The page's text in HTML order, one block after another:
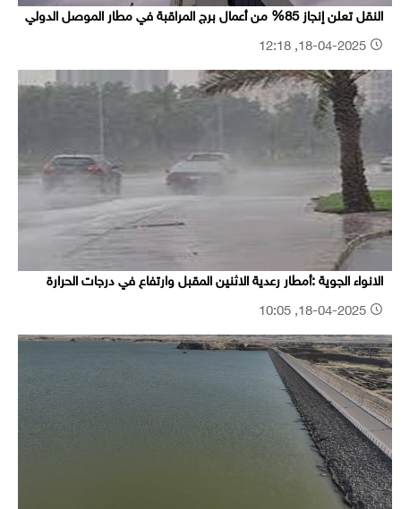
النقل تعلن إنجاز 85% من أعمال برج المراقبة في مطار الموصل الدولي
الانواء الجوية :أمطار رعدية الاثنين المقبل وارتفاع في درجات الحرارة